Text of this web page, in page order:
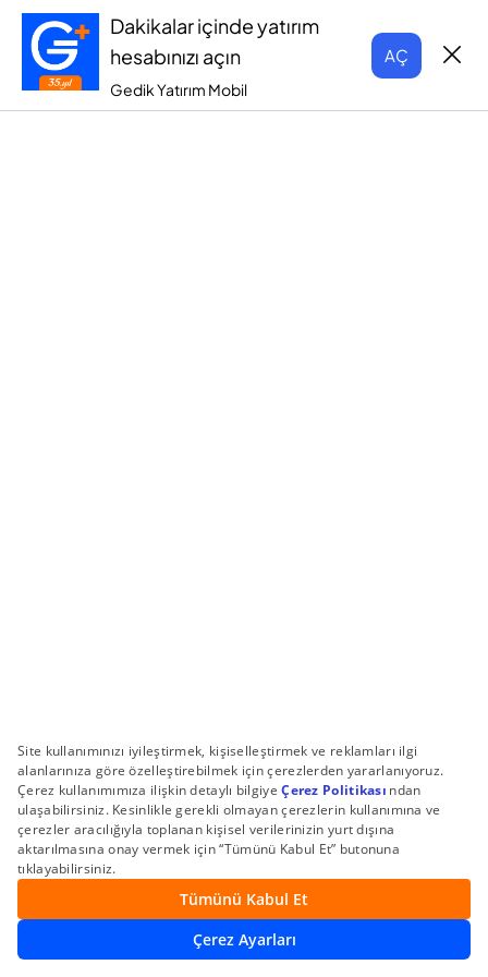
Dakikalar içinde yatırım
hesabınızı açın
Gedik Yatırım Mobil
AÇ